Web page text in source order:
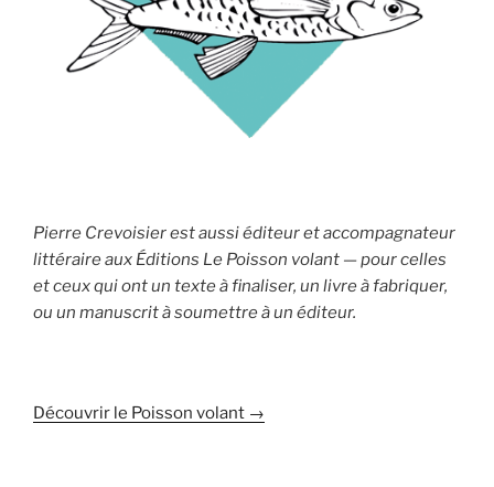
Pierre Crevoisier est aussi éditeur et accompagnateur
littéraire aux Éditions Le Poisson volant — pour celles
et ceux qui ont un texte à finaliser, un livre à fabriquer,
ou un manuscrit à soumettre à un éditeur.
Découvrir le Poisson volant →